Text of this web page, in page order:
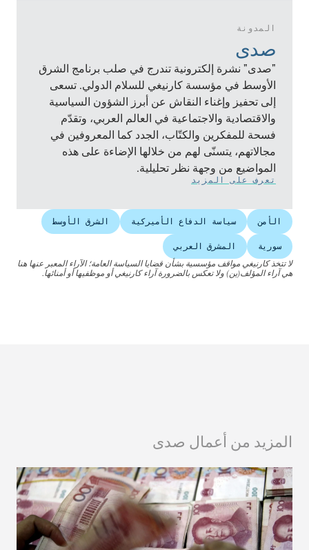
المدونة
صدى
"صدى" نشرة إلكترونية تندرج في صلب برنامج الشرق
الأوسط في مؤسسة كارنيغي للسلام الدولي. تسعى
إلى تحفيز وإغناء النقاش عن أبرز الشؤون السياسية
والاقتصادية والاجتماعية في العالم العربي، وتقدّم
فسحة للمفكرين والكتّاب، الجدد كما المعروفين في
مجالاتهم، يتسنّى لهم من خلالها الإضاءة على هذه
المواضيع من وجهة نظر تحليلية.
تعرف على المزيد
الأمن سياسة الدفاع الأميركية الشرق الأوسط
سورية
المشرق العربي
لا تتخذ كارنيغي مواقف مؤسسية بشأن قضايا السياسة العامة؛ الآراء المعبر عنها هنا
هي آراء المؤلف(ين) ولا تعكس بالضرورة آراء كارنيغي أو موظفيها أو أمنائها.
المزيد من أعمال صدى